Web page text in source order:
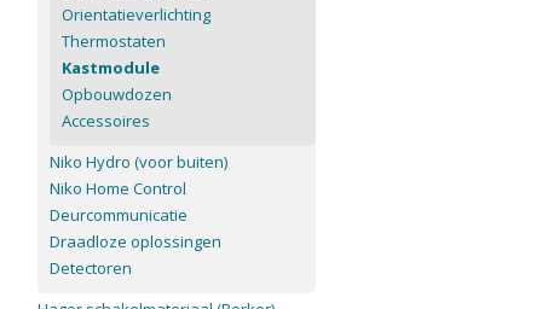
Orientatieverlichting
Thermostaten
Kastmodule
Opbouwdozen
Accessoires
Niko Hydro (voor buiten)
Niko Home Control
Deurcommunicatie
Draadloze oplossingen
Detectoren